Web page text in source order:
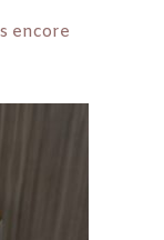
encore